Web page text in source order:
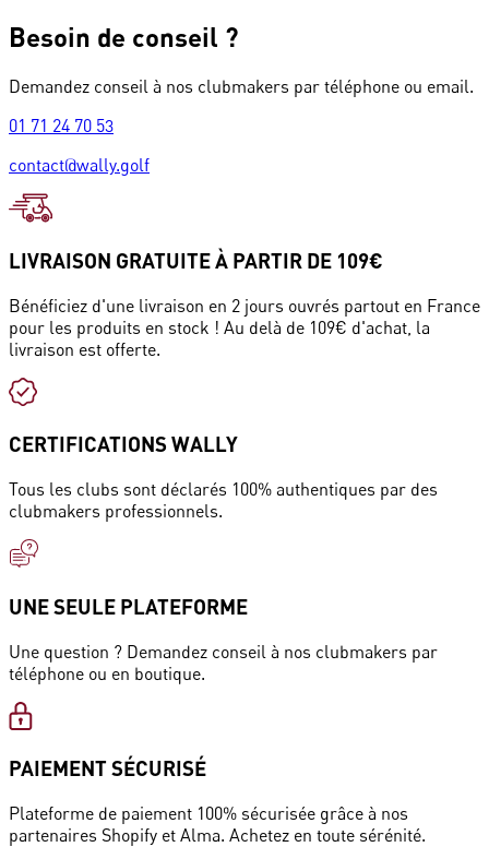
Besoin de conseil ?
Demandez conseil à nos clubmakers par téléphone ou email.
01 71 24 70 53
contact@wally.golf
LIVRAISON GRATUITE À PARTIR DE 109€
Bénéficiez d'une livraison en 2 jours ouvrés partout en France
pour les produits en stock ! Au delà de 109€ d'achat, la
livraison est offerte.
CERTIFICATIONS WALLY
Tous les clubs sont déclarés 100% authentiques par des
clubmakers professionnels.
UNE SEULE PLATEFORME
Une question ? Demandez conseil à nos clubmakers par
téléphone ou en boutique.
PAIEMENT SÉCURISÉ
Plateforme de paiement 100% sécurisée grâce à nos
partenaires Shopify et Alma. Achetez en toute sérénité.